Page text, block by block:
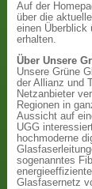
Auf der
über die
einen Überblick
erhalten.
Über Unsere
Unsere Grüne
der Allianz und
Netzanbieter
Regionen in
Aussicht auf
UGG
hochmoderne
sogenanntes
Glasfasernetz